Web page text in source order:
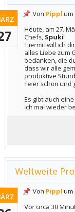
Von Pippl um
Heute, am 27.
Chefs, Spuki!
Hiermit will ich
alles Liebe zum
bedanken, die
dass wir alle
produktive
Feier schön und
Es gibt auch
ich mal wieder
Von Pippl um
Vor circa 30